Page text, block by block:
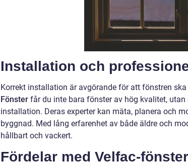
Installation och
Korrekt installation är avgörande för att fönstren
Fönster får du inte bara fönster av hög kvalitet,
installation. Deras experter kan mäta, planera och
byggnad. Med lång erfarenhet av både äldre och
hållbart och vackert.
Fördelar med Velfac-fönster